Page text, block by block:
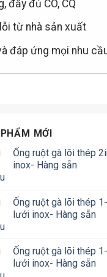
đầy đủ CO, CQ
từ nhà sản xuất
đáp ứng mọi nhu
MỚI
Ống ruột gà lõi thép
inox- Hàng sẵn
Ống ruột gà lõi thép
lưới inox- Hàng sẵn
Ống ruột gà lõi thép
lưới inox- Hàng sẵn